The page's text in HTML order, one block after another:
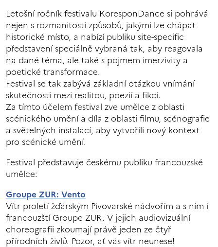
Letošní ročník festivalu KoresponDance si pohrává
nejen s rozmanitostí způsobů, jakými lze chápat
historické místo, a nabízí publiku site-specific
představení speciálně vybraná tak, aby reagovala
na dané téma, ale také s pojmem imerzivity a
poetické transformace.
Festival se tak zabývá základní otázkou vnímání
skutečnosti mezi realitou, poezií a fikcí.
Za tímto účelem festival zve umělce z oblasti
scénického umění a díla z oblasti filmu, scénografie
a světelných instalací, aby vytvořili nový kontext
pro scénické umění.
Festival představuje českému publiku francouzské
umělce:
Groupe ZUR: Vento
Vítr proletí žďárským Pivovarské nádvořím a s ním i
francouzští Groupe ZUR. V jejich audiovizuální
choreografii zkoumají právě jeden ze čtyř
přírodních živlů. Pozor, ať vás vítr neunese!